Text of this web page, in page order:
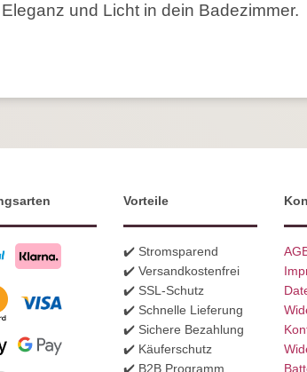
und Licht in dein Badezimmer.
Vorteile
✔️ Stromsparend
✔️ Versandkostenfrei
✔️ SSL-Schutz
✔️ Schnelle Lieferung
✔️ Sichere Bezahlung
✔️ Käuferschutz
✔️ B2B Programm